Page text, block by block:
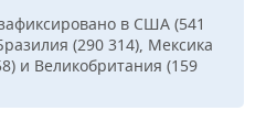
в США (541
(290 314), Мексика
и Великобритания (159